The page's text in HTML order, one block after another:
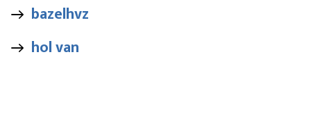
bazelhvz
hol van